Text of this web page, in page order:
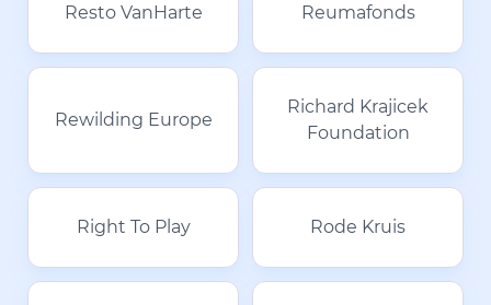
Resto VanHarte Reumafonds
Rewilding Europe
Richard Krajicek
Foundation
Right To Play Rode Kruis